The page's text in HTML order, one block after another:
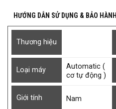
HƯỚNG DẪN SỬ DỤNG & BẢO HÀNH
Thương hiệu
Loại máy
Automatic (
cơ tự động )
Giới tính Nam